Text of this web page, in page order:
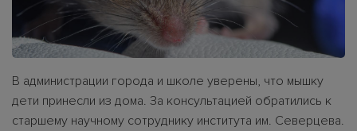
В администрации города и школе уверены, что мышку
дети принесли из дома. За консультацией обратились к
старшему научному сотруднику института им. Северцева.